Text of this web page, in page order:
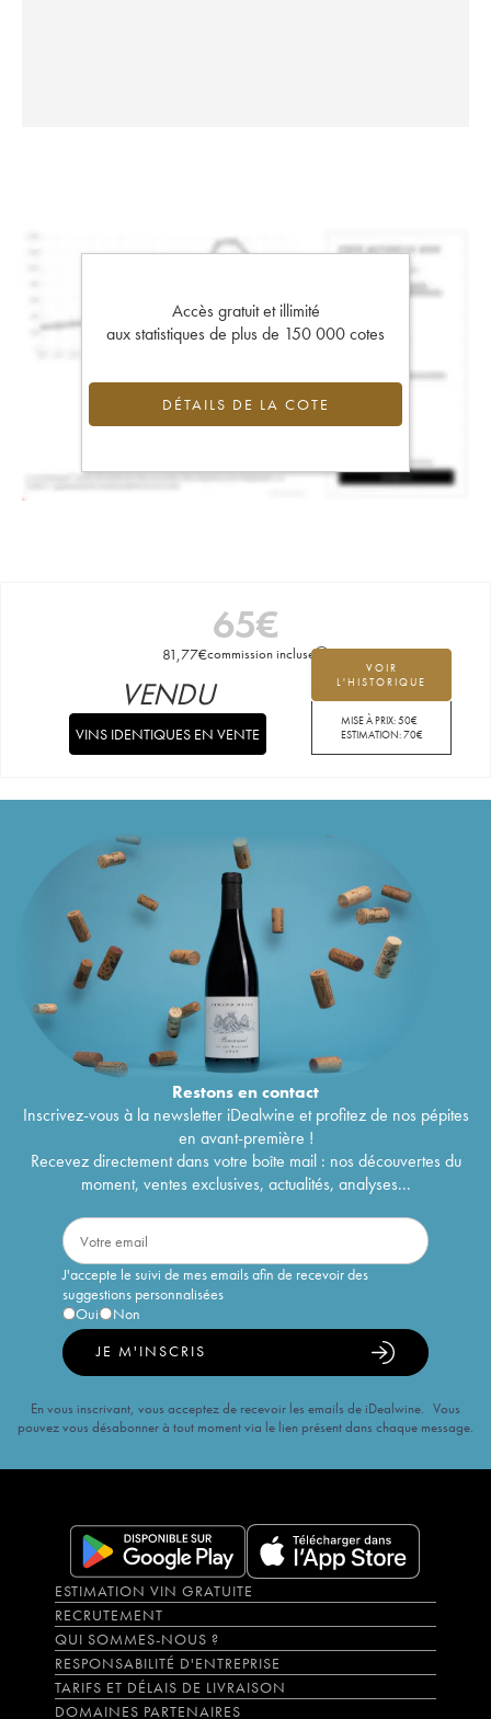
Accès gratuit et illimité
aux statistiques de plus de 150 000 cotes
DÉTAILS DE LA COTE
65€
81,77€commission incluse
VOIR
L'HISTORIQUE
MISE À PRIX:50€
ESTIMATION:70€
VENDU
VINS IDENTIQUES EN VENTE
Restons encontact
Inscrivez-vous à la newsletter iDealwine et profitez de nos pépites
en avant-première !
Recevez directement dans votre boîte mail : nos découvertes du
moment, ventes exclusives, actualités, analyses...
J'accepte le suivi de mes emails afin de recevoir des
suggestions personnalisées
Oui
Non
JE M'INSCRIS
En vous inscrivant, vous acceptez de recevoir les emails de iDealwine. Vous
pouvez vous désabonner à tout moment via le lien présent dans chaque message.
ESTIMATION VIN GRATUITE
RECRUTEMENT
QUI SOMMES-NOUS ?
RESPONSABILITÉ D'ENTREPRISE
TARIFS ET DÉLAIS DE LIVRAISON
DOMAINES PARTENAIRES